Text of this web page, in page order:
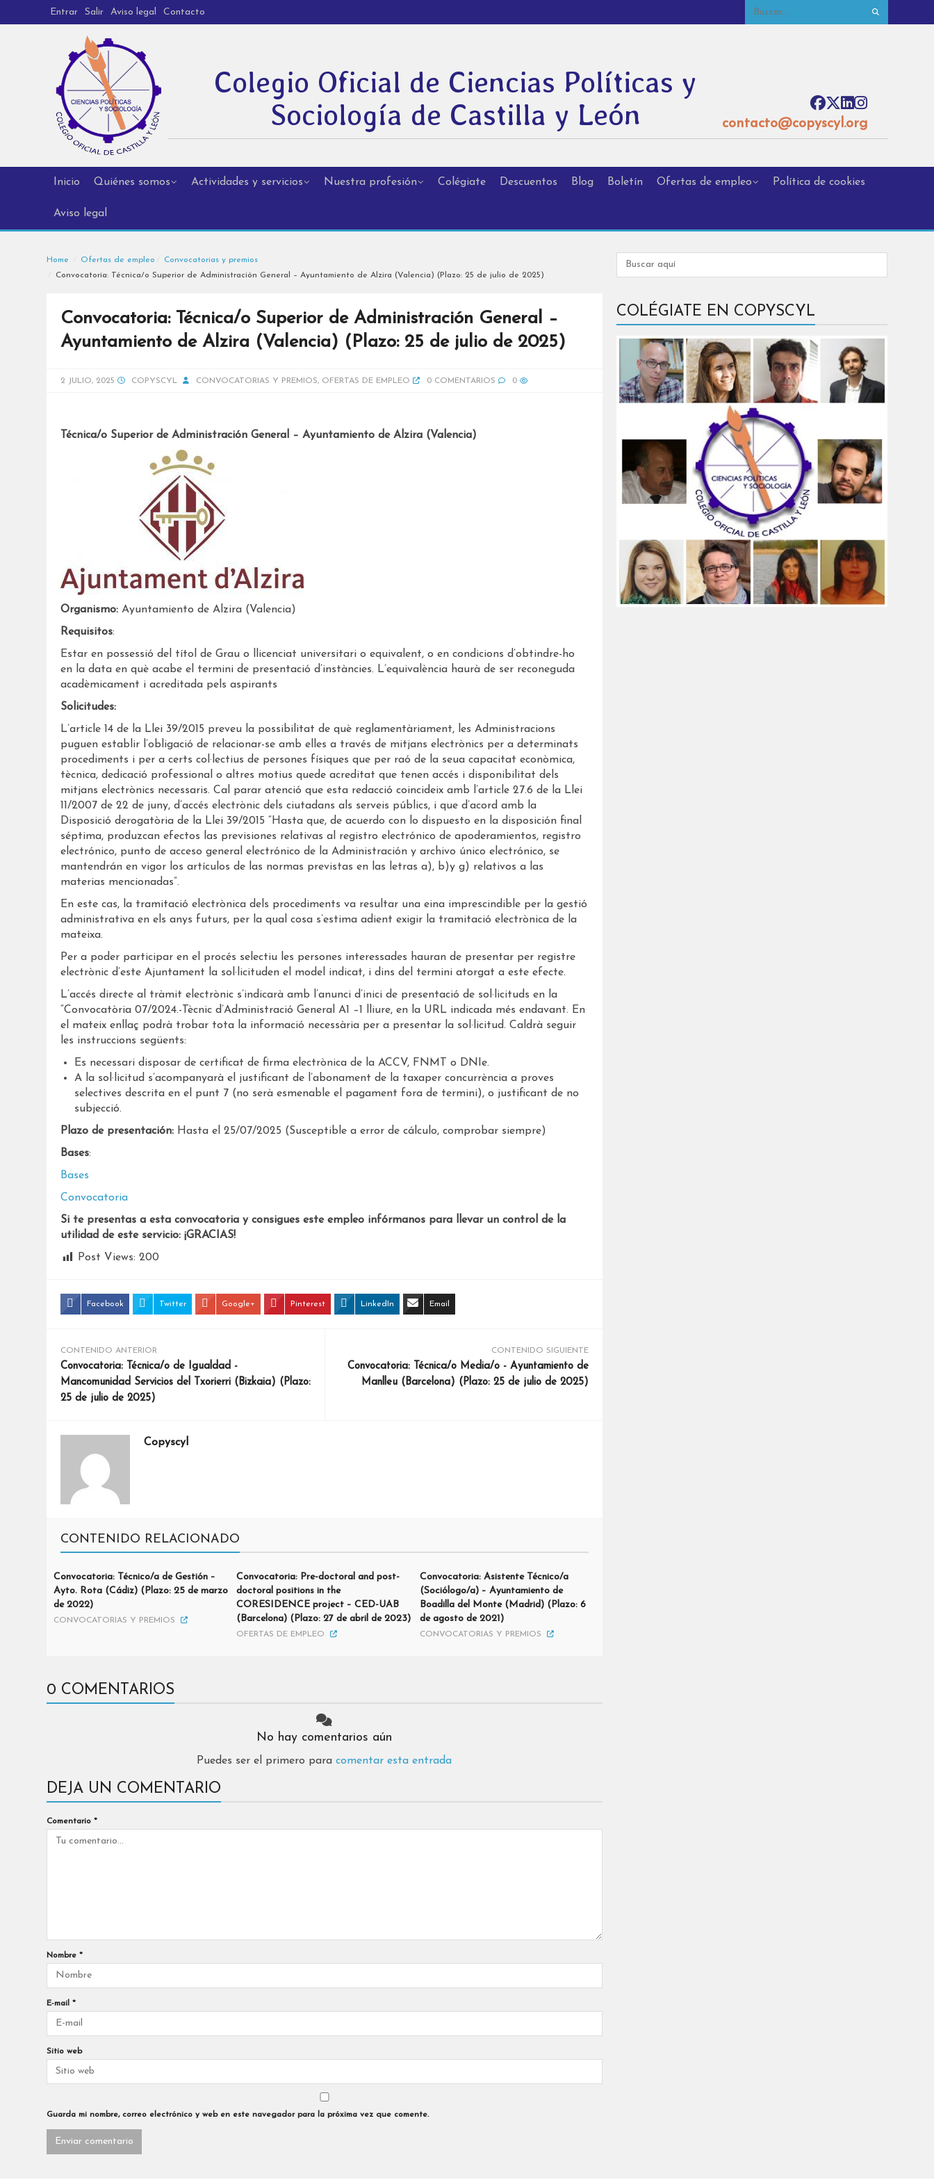
Entrar Salir Aviso legal Contacto
Colegio Oficial de Ciencias Políticas y
Sociología de Castilla y León
contacto@copyscyl.org
Inicio Quiénes somos Actividades y servicios Nuestra profesión Colégiate Descuentos Blog Boletín Ofertas de empleo Política de cookies
Aviso legal
Home Ofertas de empleo
Convocatorias y premios
Convocatoria: Técnica/o Superior de Administración General – Ayuntamiento de Alzira (Valencia) (Plazo: 25 de julio de 2025)
Convocatoria: Técnica/o Superior de Administración General –
Ayuntamiento de Alzira (Valencia) (Plazo: 25 de julio de 2025)
2 JULIO, 2025 COPYSCYL CONVOCATORIAS Y PREMIOS, OFERTAS DE EMPLEO 0 COMENTARIOS 0
Técnica/o Superior de Administración General – Ayuntamiento de Alzira (Valencia)
Organismo: Ayuntamiento de Alzira (Valencia)
Requisitos:
Estar en possessió del títol de Grau o llicenciat universitari o equivalent, o en condicions d’obtindre-ho
en la data en què acabe el termini de presentació d’instàncies. L’equivalència haurà de ser reconeguda
acadèmicament i acreditada pels aspirants
Solicitudes:
L’article 14 de la Llei 39/2015 preveu la possibilitat de què reglamentàriament, les Administracions
puguen establir l’obligació de relacionar-se amb elles a través de mitjans electrònics per a determinats
procediments i per a certs col·lectius de persones físiques que per raó de la seua capacitat econòmica,
tècnica, dedicació professional o altres motius quede acreditat que tenen accés i disponibilitat dels
mitjans electrònics necessaris. Cal parar atenció que esta redacció coincideix amb l’article 27.6 de la Llei
11/2007 de 22 de juny, d’accés electrònic dels ciutadans als serveis públics, i que d’acord amb la
Disposició derogatòria de la Llei 39/2015 “Hasta que, de acuerdo con lo dispuesto en la disposición final
séptima, produzcan efectos las previsiones relativas al registro electrónico de apoderamientos, registro
electrónico, punto de acceso general electrónico de la Administración y archivo único electrónico, se
mantendrán en vigor los artículos de las normas previstas en las letras a), b)y g) relativos a las
materias mencionadas”.
En este cas, la tramitació electrònica dels procediments va resultar una eina imprescindible per la gestió
administrativa en els anys futurs, per la qual cosa s’estima adient exigir la tramitació electrònica de la
mateixa.
Per a poder participar en el procés selectiu les persones interessades hauran de presentar per registre
electrònic d’este Ajuntament la sol·licituden el model indicat, i dins del termini atorgat a este efecte.
L’accés directe al tràmit electrònic s’indicarà amb l’anunci d’inici de presentació de sol·licituds en la
“Convocatòria 07/2024.-Tècnic d’Administració General A1 –1 lliure, en la URL indicada més endavant. En
el mateix enllaç podrà trobar tota la informació necessària per a presentar la sol·licitud. Caldrà seguir
les instruccions següents:
Es necessari disposar de certificat de firma electrònica de la ACCV, FNMT o DNIe.
A la sol·licitud s’acompanyarà el justificant de l’abonament de la taxaper concurrència a proves
selectives descrita en el punt 7 (no serà esmenable el pagament fora de termini), o justificant de no
subjecció.
Plazo de presentación:Hasta el 25/07/2025 (Susceptible a error de cálculo, comprobar siempre)
Bases:
Bases
Convocatoria
Si te presentas a esta convocatoria y consigues este empleo infórmanos para llevar un control de la
utilidad de este servicio: ¡GRACIAS!
Post Views: 200
Facebook Twitter Google+ Pinterest LinkedIn Email
CONTENIDO ANTERIOR
Convocatoria: Técnica/o de Igualdad -
Mancomunidad Servicios del Txorierri (Bizkaia) (Plazo:
25 de julio de 2025)
CONTENIDO SIGUIENTE
Convocatoria: Técnica/o Media/o - Ayuntamiento de
Manlleu (Barcelona) (Plazo: 25 de julio de 2025)
Copyscyl
CONTENIDO RELACIONADO
Convocatoria: Técnico/a de Gestión –
Ayto. Rota (Cádiz) (Plazo: 25 de marzo
de 2022)
CONVOCATORIAS Y PREMIOS
Convocatoria: Pre-doctoral and post-
doctoral positions in the
CORESIDENCE project – CED-UAB
(Barcelona) (Plazo: 27 de abril de 2023)
OFERTAS DE EMPLEO
Convocatoria: Asistente Técnico/a
(Sociólogo/a) – Ayuntamiento de
Boadilla del Monte (Madrid) (Plazo: 6
de agosto de 2021)
CONVOCATORIAS Y PREMIOS
0 COMENTARIOS
No hay comentarios aún
Puedes ser el primero paracomentar esta entrada
DEJA UN COMENTARIO
Comentario *
Nombre *
E-mail *
Sitio web
Guarda mi nombre, correo electrónico y web en este navegador para la próxima vez que comente.
COLÉGIATE EN COPYSCYL